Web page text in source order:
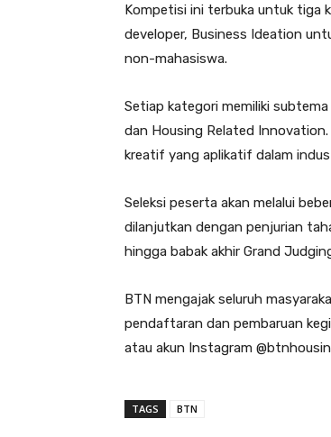
Kompetisi ini terbuka untuk tiga
developer, Business Ideation
non-mahasiswa.
Setiap kategori memiliki
dan Housing Related
kreatif yang aplikatif dalam
Seleksi peserta akan melalui
dilanjutkan dengan penjurian
hingga babak akhir Grand
BTN mengajak seluruh
pendaftaran dan pembaruan
atau akun Instagram
TAGS BTN